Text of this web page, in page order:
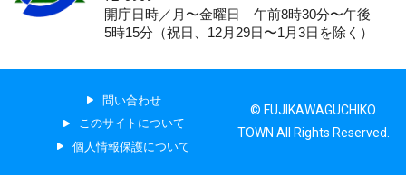
開庁日時／月〜金曜日 午前8時30分〜午後
5時15分（祝日、12月29日〜1月3日を除く）
問い合わせ
このサイトについて
個人情報保護について
© FUJIKAWAGUCHIKO
TOWN All Rights Reserved.